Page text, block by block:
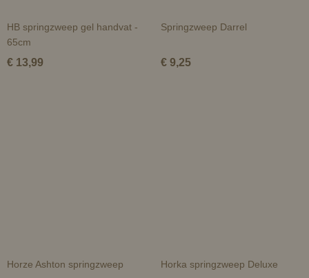
HB springzweep gel handvat -
65cm
€ 13,99
Springzweep Darrel
€ 9,25
Horze Ashton springzweep Horka springzweep Deluxe